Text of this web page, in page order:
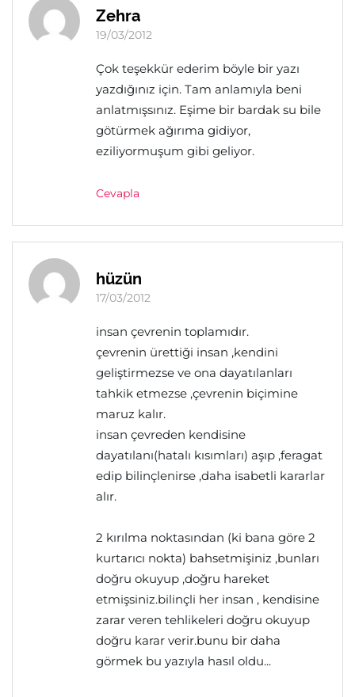
Zehra
19/03/2012
Çok teşekkür ederim böyle bir yazı
yazdığınız için. Tam anlamıyla beni
anlatmışsınız. Eşime bir bardak su bile
götürmek ağırıma gidiyor,
eziliyormuşum gibi geliyor.
Cevapla
hüzün
17/03/2012
insan çevrenin toplamıdır.
çevrenin ürettiği insan ,kendini
geliştirmezse ve ona dayatılanları
tahkik etmezse ,çevrenin biçimine
maruz kalır.
insan çevreden kendisine
dayatılanı(hatalı kısımları) aşıp ,feragat
edip bilinçlenirse ,daha isabetli kararlar
alır.
2 kırılma noktasından (ki bana göre 2
kurtarıcı nokta) bahsetmişiniz ,bunları
doğru okuyup ,doğru hareket
etmişsiniz.bilinçli her insan , kendisine
zarar veren tehlikeleri doğru okuyup
doğru karar verir.bunu bir daha
görmek bu yazıyla hasıl oldu...